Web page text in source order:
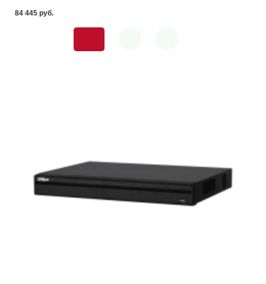
84 445 pуб.